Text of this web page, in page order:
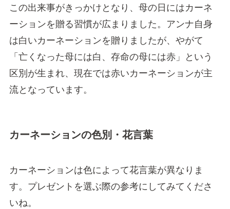
この出来事がきっかけとなり、母の日にはカーネ
ーションを贈る習慣が広まりました。アンナ自身
は白いカーネーションを贈りましたが、やがて
「亡くなった母には白、存命の母には赤」という
区別が生まれ、現在では赤いカーネーションが主
流となっています。
カーネーションの色別・花言葉
カーネーションは色によって花言葉が異なりま
す。プレゼントを選ぶ際の参考にしてみてくださ
いね。